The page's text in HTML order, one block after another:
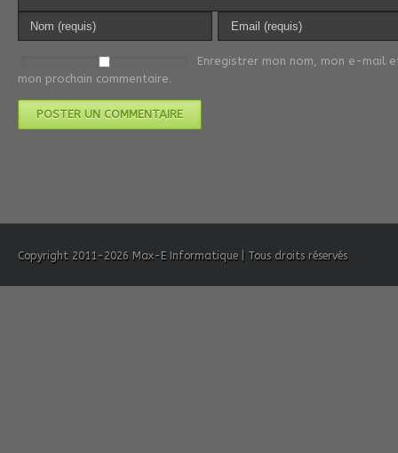
Enregistrer mon nom, mon e-mail
mon prochain commentaire.
Copyright 2011-2026 Max-E Informatique | Tous droits réservés